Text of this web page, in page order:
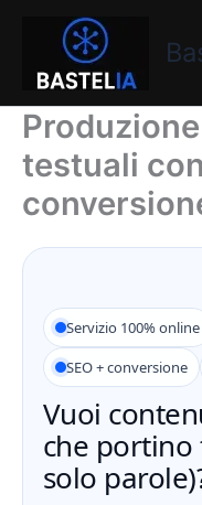
contenuto
Bastelia
testuali
Servizio 100% online
SEO + conversione
Vuoi
che portino
solo